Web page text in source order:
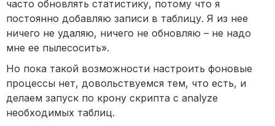
часто обновлять статистику, потому что я
постоянно добавляю записи в таблицу. Я из нее
ничего не удаляю, ничего не обновляю – не надо
мне ее пылесосить».
Но пока такой возможности настроить фоновые
процессы нет, довольствуемся тем, что есть, и
делаем запуск по крону скрипта с analyze
необходимых таблиц.